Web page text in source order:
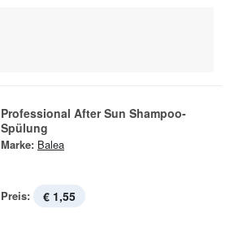
Professional After Sun Shampoo-
Spülung
Marke: Balea
Preis: € 1,55